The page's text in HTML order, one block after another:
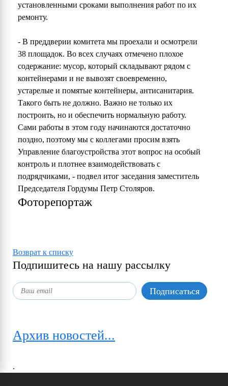
установленными сроками выполнения работ по их
ремонту.
- В преддверии комитета мы проехали и осмотрели
38 площадок. Во всех случаях отмечено плохое
содержание: мусор, который складывают рядом с
контейнерами и не вывозят своевременно,
устарелые и помятые контейнеры, антисанитария.
Такого быть не должно. Важно не только их
построить, но и обеспечить нормальную работу.
Сами работы в этом году начинаются достаточно
поздно, поэтому мы с коллегами просим взять
Управление благоустройства этот вопрос на особый
контроль и плотнее взаимодействовать с
подрядчиками, - подвел итог заседания заместитель
Председателя Гордумы Петр Столяров.
Фоторепортаж
Возврат к списку
Подпишитесь на нашу рассылку
Архив новостей...
.